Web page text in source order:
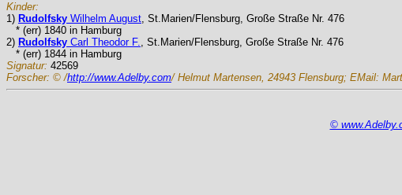
Kinder:
1) Rudolfsky Wilhelm August, St.Marien/Flensburg, Große Straße Nr. 476
* (err) 1840 in Hamburg
2) Rudolfsky Carl Theodor F., St.Marien/Flensburg, Große Straße Nr. 476
* (err) 1844 in Hamburg
Signatur: 42569
Forscher: © /http://www.Adelby.com/ Helmut Martensen, 24943 Flensburg; EMail:
©